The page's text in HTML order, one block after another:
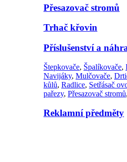
Přesazovač stromů
Trhač křovin
Příslušenství a
Štepkovače, Špalíkovače,
Navijáky, Mulčovače,
kůlů, Radlice, Setřásač
pařezy, Přesazovač stromů,
Reklamní předměty